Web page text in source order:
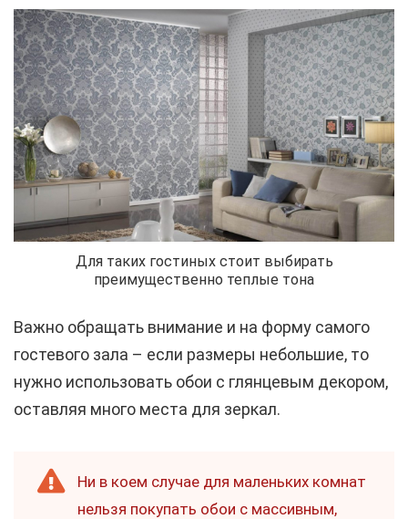
Для таких гостиных стоит выбирать
преимущественно теплые тона
Важно обращать внимание и на форму самого
гостевого зала – если размеры небольшие, то
нужно использовать обои с глянцевым декором,
оставляя много места для зеркал.
Ни в коем случае для маленьких комнат
нельзя покупать обои с массивным,